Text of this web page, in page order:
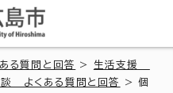
る質問と回答 > 生活支援
よくある質問と回答
> 個